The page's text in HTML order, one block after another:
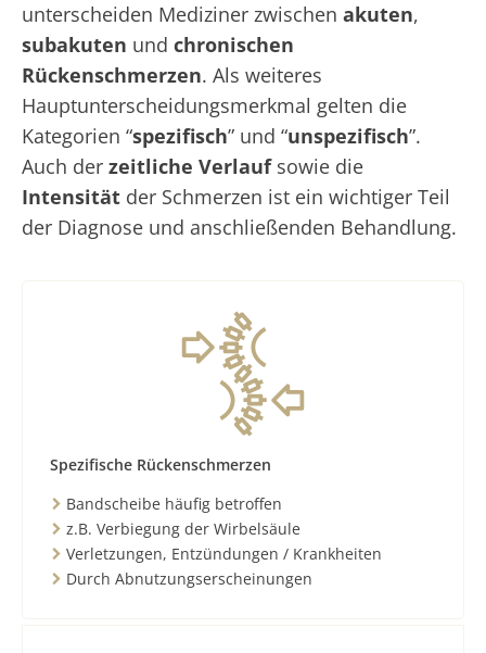
unterscheiden Mediziner zwischen akuten,
subakuten und chronischen
Rückenschmerzen. Als weiteres
Hauptunterscheidungsmerkmal gelten die
Kategorien “spezifisch” und “unspezifisch”.
Auch der zeitliche Verlauf sowie die
Intensität der Schmerzen ist ein wichtiger Teil
der Diagnose und anschließenden Behandlung.
Spezifische Rückenschmerzen
Bandscheibe häufig betroffen
z.B. Verbiegung der Wirbelsäule
Verletzungen, Entzündungen / Krankheiten
Durch Abnutzungserscheinungen